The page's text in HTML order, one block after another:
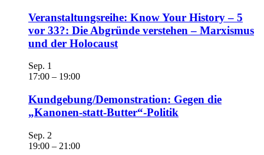
Veranstaltungsreihe: Know Your History – 5
vor 33?: Die Abgründe verstehen – Marxismus
und der Holocaust
Sep. 1
17:00 – 19:00
Kundgebung/Demonstration: Gegen die
„Kanonen-statt-Butter“-Politik
Sep. 2
19:00 – 21:00